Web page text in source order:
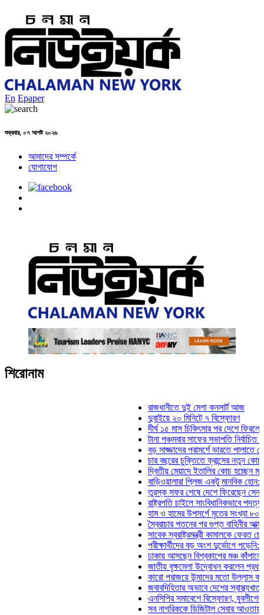
En Epaper
শুক্রবার, ০৭ আগষ্ট ২০২৬
আমাদের সম্পর্কে
যোগাযোগ
শিরোনাম
রাজধানীতে দুই মেগা কনসার্ট আজ
দুবাইয়ে ২০ মিনিটে ৭ বিস্ফোরণ
দীর্ঘ ১৫ মাস চিকিৎসার পর দেশে ফিরলেন
টানা পঞ্চমবার সাফের সভাপতি নির্বাচিত কাজী
বড় সাজ্জাদের পরামর্শে ভারতে পালাতে
চার বছরের চুক্তিতে ফ্রান্সের নতুন কোচ জিদান
দ্বিতীয় মেয়াদে ইতালির কোচ হচ্ছেন মানচিনি
বাড়িওয়ালারা প্লিজ একটু মানবিক হোন: মনিরা
তুরস্ক সফর শেষে দেশে ফিরেছেন সেনাপ্রধান
রাষ্ট্রপতি চাইলে সাংবিধানিকভাবে পদত্যাগ
হাম ও হামের উপসর্গে মৃতের সংখ্যা ৮০০ ছাড়াল
স্বৈরাচার পতনের পর গুপ্ত বাহিনীর আত্মপ্রকাশ:
সাবেক স্বরাষ্ট্রমন্ত্রী কামালকে ফেরত চেয়ে
পরীক্ষার্থীদের বড় অংশ দুর্ভোগে পড়েনি: ড.
ঢাকায় আসছেন বিশ্বকাপের মঞ্চ কাঁপানো সেই
জাতীয় বৃক্ষমেলা উদ্বোধন করলেন প্রধানমন্ত্রী
কারো পরাজয়ে উন্মাদের মতো উল্লাস করতে হয়
জবাবদিহিতার অভাবে দেশের স্বাস্থ্যখাত নানা
এনসিপির সমাবেশে বিস্ফোরণ, যুবলীগের দুই
সব নাগরিককে ডিজিটাল সেবার আওতায় আনতে